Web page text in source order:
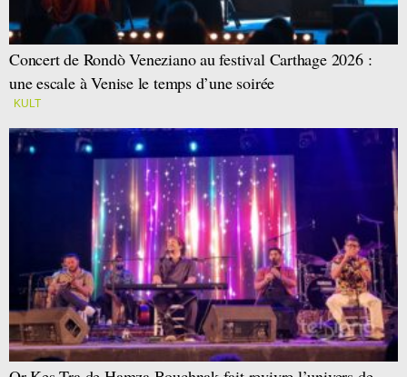
Concert de Rondò Veneziano au festival Carthage 2026 :
une escale à Venise le temps d’une soirée
KULT